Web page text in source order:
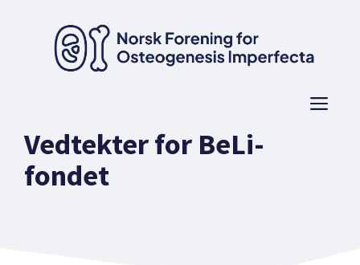
Vedtekter for BeLi-
fondet